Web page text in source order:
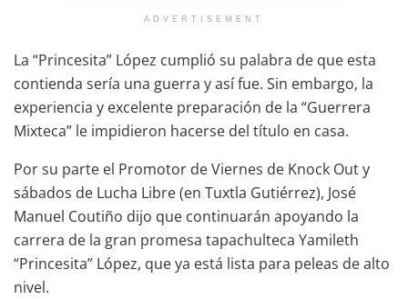
ADVERTISEMENT
La “Princesita” López cumplió su palabra de que esta
contienda sería una guerra y así fue. Sin embargo, la
experiencia y excelente preparación de la “Guerrera
Mixteca” le impidieron hacerse del título en casa.
Por su parte el Promotor de Viernes de Knock Out y
sábados de Lucha Libre (en Tuxtla Gutiérrez), José
Manuel Coutiño dijo que continuarán apoyando la
carrera de la gran promesa tapachulteca Yamileth
“Princesita” López, que ya está lista para peleas de alto
nivel.